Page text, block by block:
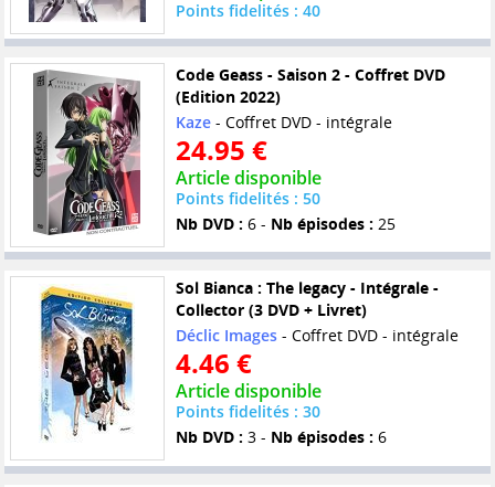
Points fidelités : 40
Code Geass - Saison 2 - Coffret DVD
(Edition 2022)
Kaze- Coffret DVD - intégrale
24.95 €
Article disponible
Points fidelités : 50
Nb DVD : 6 - Nb épisodes : 25
Sol Bianca : The legacy - Intégrale -
Collector (3 DVD + Livret)
Déclic Images- Coffret DVD - intégrale
4.46 €
Article disponible
Points fidelités : 30
Nb DVD : 3 - Nb épisodes : 6